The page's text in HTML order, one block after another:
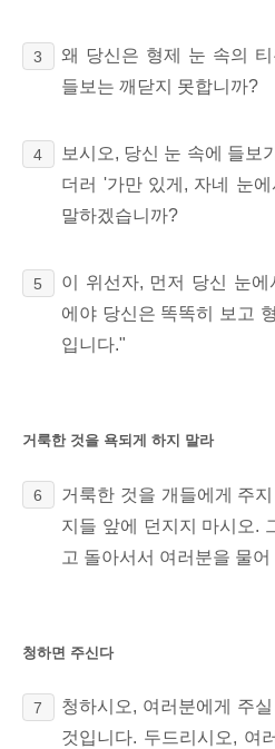
3
왜 당신은 형제 눈 속의
들보는 깨닫지 못합니까?
4
보시오, 당신 눈 속에 들보
더러 '가만 있게, 자네 눈
말하겠습니까?
5
이 위선자, 먼저 당신 눈
에야 당신은 똑똑히 보고
입니다."
거룩한 것을 욕되게 하지 말라
6
거룩한 것을 개들에게 주
지들 앞에 던지지 마시오.
고 돌아서서 여러분을 물
청하면 주신다
7
청하시오, 여러분에게 주
것입니다. 두드리시오, 여